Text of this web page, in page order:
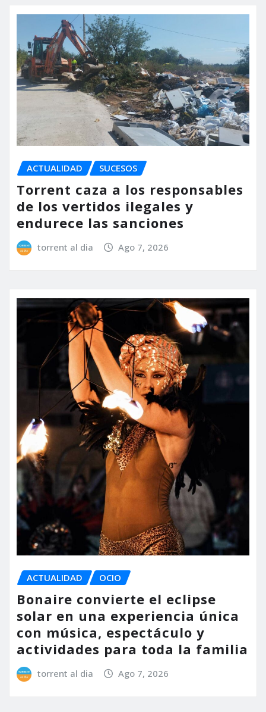
ACTUALIDAD SUCESOS
Torrent caza a los responsables
de los vertidos ilegales y
endurece las sanciones
torrent al dia Ago 7, 2026
ACTUALIDAD OCIO
Bonaire convierte el eclipse
solar en una experiencia única
con música, espectáculo y
actividades para toda la familia
torrent al dia Ago 7, 2026